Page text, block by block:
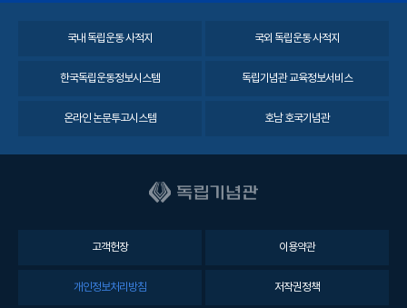
국내 독립운동 사적지 국외 독립운동 사적지
한국독립운동정보시스템 독립기념관 교육정보서비스
온라인 논문투고시스템 호남 호국기념관
고객헌장 이용약관
개인정보처리방침 저작권정책